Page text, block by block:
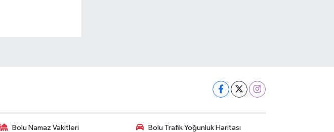
Bolu Namaz Vakitleri Bolu Trafik Yoğunluk Haritası